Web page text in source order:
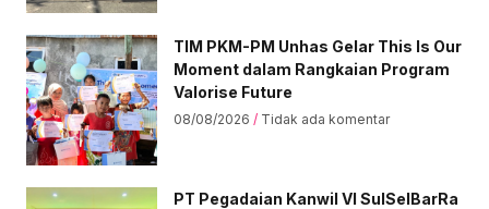
TIM PKM-PM Unhas Gelar This Is Our
Moment dalam Rangkaian Program
Valorise Future
08/08/2026 Tidak ada komentar
PT Pegadaian Kanwil VI SulSelBarRa